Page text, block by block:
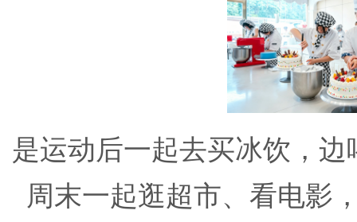
是运动后一起去买冰饮，
周末一起逛超市、看电影